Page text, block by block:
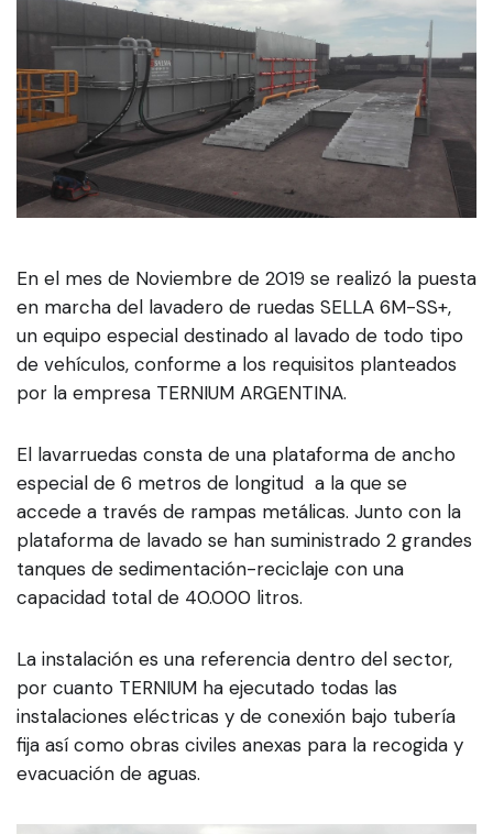
En el mes de Noviembre de 2019 se realizó la puesta
en marcha del lavadero de ruedas SELLA 6M-SS+,
un equipo especial destinado al lavado de todo tipo
de vehículos, conforme a los requisitos planteados
por la empresa TERNIUM ARGENTINA.
El lavarruedas consta de una plataforma de ancho
especial de 6 metros de longitud a la que se
accede a través de rampas metálicas. Junto con la
plataforma de lavado se han suministrado 2 grandes
tanques de sedimentación-reciclaje con una
capacidad total de 40.000 litros.
La instalación es una referencia dentro del sector,
por cuanto TERNIUM ha ejecutado todas las
instalaciones eléctricas y de conexión bajo tubería
fija así como obras civiles anexas para la recogida y
evacuación de aguas.